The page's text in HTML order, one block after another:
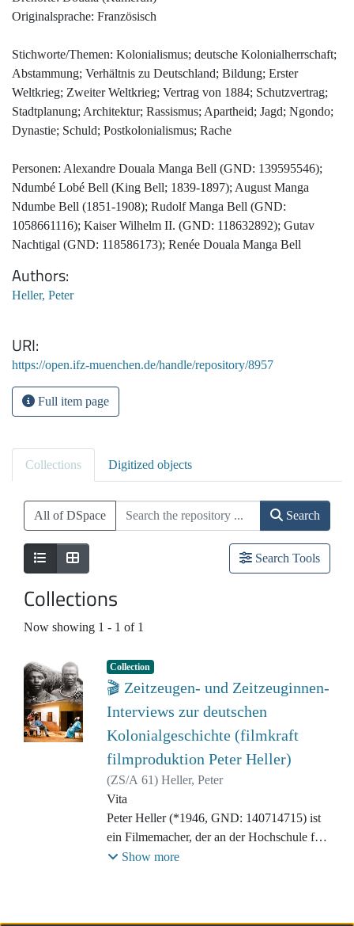
Originalsprache: Französisch
Stichworte/Themen: Kolonialismus; deutsche Kolonialherrschaft;
Abstammung; Verhältnis zu Deutschland; Bildung; Erster
Weltkrieg; Zweiter Weltkrieg; Vertrag von 1884; Schutzvertrag;
Stadtplanung; Architektur; Rassismus; Apartheid; Jagd; Ngondo;
Dynastie; Schuld; Postkolonialismus; Rache
Personen: Alexandre Douala Manga Bell (GND: 139595546);
Ndumbé Lobé Bell (King Bell; 1839-1897); August Manga
Ndumbe Bell (1851-1908); Rudolf Manga Bell (GND:
1058661116); Kaiser Wilhelm II. (GND: 118632892); Gutav
Nachtigal (GND: 118586173); Renée Douala Manga Bell
Authors
Heller, Peter
URI
https://open.ifz-muenchen.de/handle/repository/8957
Full item page
Collections Digitized objects
All of DSpace Search
Search Tools
Collections
Now showing 1 - 1 of 1
Collection
🎬 Zeitzeugen- und Zeitzeuginnen-
Interviews zur deutschen
Kolonialgeschichte (filmkraft
filmproduktion Peter Heller)
(ZS/A 61) Heller, Peter
Vita
Peter Heller (*1946, GND: 140714715) ist
ein Filmemacher, der an der Hochschule für
Film und Fernsehen in München studierte.
Show more